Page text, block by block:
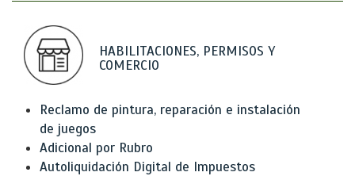
HABILITACIONES, PERMISOS Y
COMERCIO
Reclamo de pintura, reparación e instalación
de juegos
Adicional por Rubro
Autoliquidación Digital de Impuestos